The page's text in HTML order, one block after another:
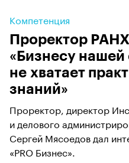
Компетенция
Проректор
«Бизнесу нашей
не хватает
знаний»
Проректор, директор
и делового
Сергей Мясоедов дал
«PRO Бизнес».